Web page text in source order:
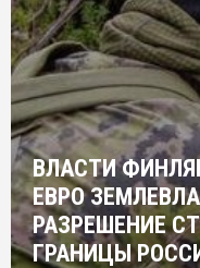
ВЛАСТИ
ЕВРО
РАЗРЕШЕНИЕ
ГРАНИЦЫ